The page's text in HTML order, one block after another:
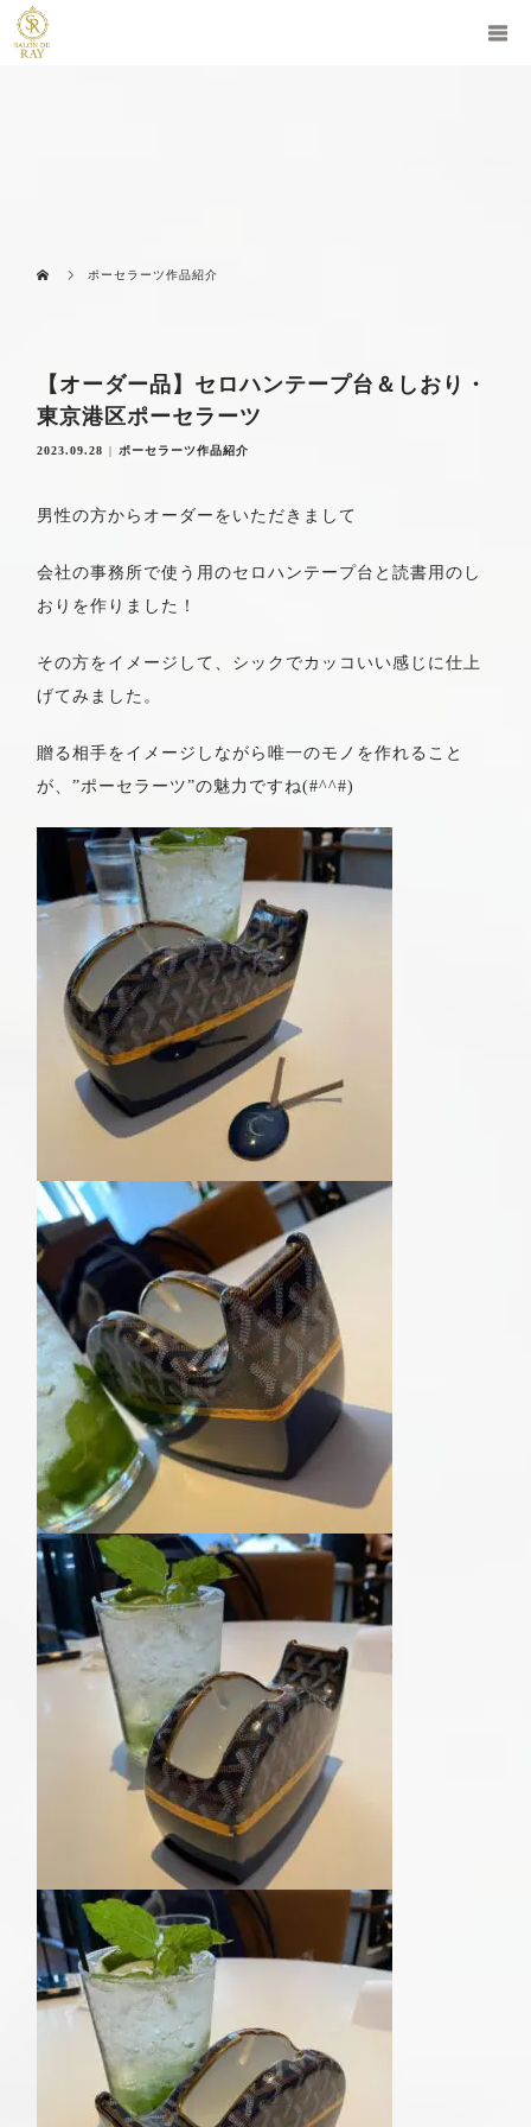
ポーセラーツ作品紹介
【オーダー品】セロハンテープ台＆しおり・
東京港区ポーセラーツ
2023.09.28 ポーセラーツ作品紹介
男性の方からオーダーをいただきまして
会社の事務所で使う用のセロハンテープ台と読書用のし
おりを作りました！
その方をイメージして、シックでカッコいい感じに仕上
げてみました。
贈る相手をイメージしながら唯一のモノを作れること
が、”ポーセラーツ”の魅力ですね(#^^#)